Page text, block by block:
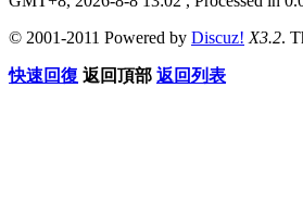
© 2001-2011 Powered by Discuz! X3.2.
快速回復 返回頂部 返回列表